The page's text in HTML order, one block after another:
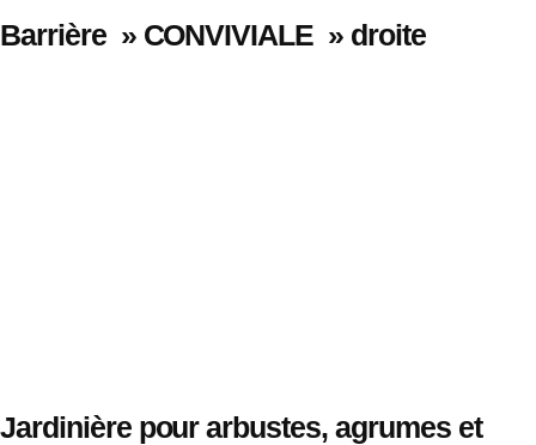
Barrière » CONVIVIALE » droite
Jardinière pour arbustes, agrumes et